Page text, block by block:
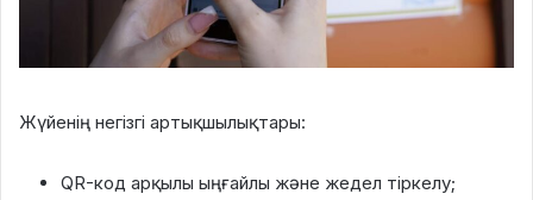
Жүйенің негізгі артықшылықтары:
QR-код арқылы ыңғайлы және жедел тіркелу;